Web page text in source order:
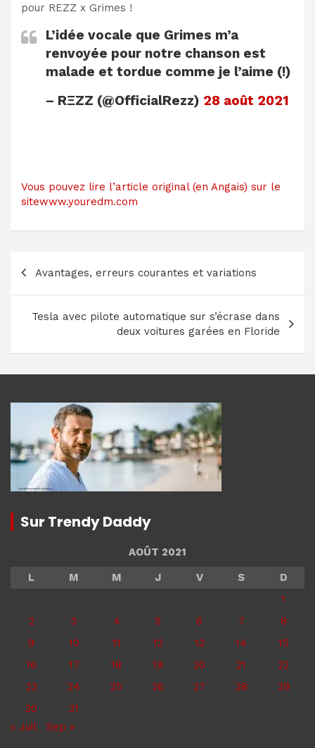
pour REZZ x Grimes !
L’idée vocale que Grimes m’a
renvoyée pour notre chanson est
malade et tordue comme je l’aime (!)
– RΞZZ (@OfficialRezz) 28 août 2021
Vous pouvez lire l’article original (en Angais) sur le
sitewww.youredm.com
de
l’article
Avantages, erreurs courantes et variations
Tesla avec pilote automatique sur s’écrase dans
deux voitures garées en Floride
Sur Trendy Daddy
AOÛT 2021
L
M M J V S
D
1
2
3 4 5 6 7
8
9
10 11 12 13 14
15
16
17 18 19 20 21
22
23
24 25 26 27 28
29
30
31
« Juil
Sep »